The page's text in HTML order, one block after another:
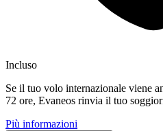
Incluso
Se il tuo volo internazionale viene
72 ore, Evaneos rinvia il tuo
Più informazioni